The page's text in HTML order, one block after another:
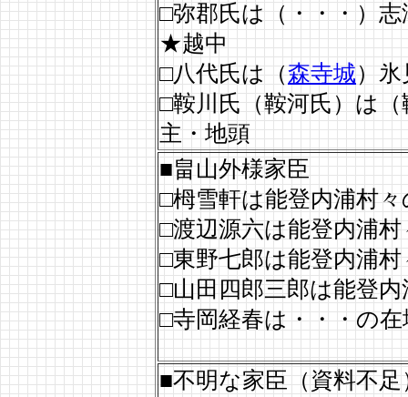
□弥郡氏は（・・・）
★越中
□八代氏は（森寺城）氷
□鞍川氏（鞍河氏）は
主・地頭
■畠山外様家臣
□栂雪軒は能登内浦村
□渡辺源六は能登内浦
□東野七郎は能登内浦
□山田四郎三郎は能登
□寺岡経春は・・・の在
■不明な家臣（資料不足